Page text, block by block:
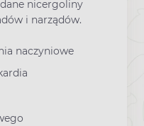
nicergoliny
i narządów.
naczyniowe